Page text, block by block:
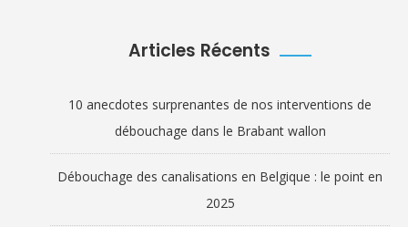
Articles Récents
10 anecdotes surprenantes de nos interventions de
débouchage dans le Brabant wallon
Débouchage des canalisations en Belgique : le point en
2025